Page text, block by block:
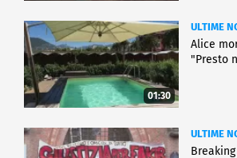
01:30
ULTIME
Alice
"Presto
ULTIME
Breaking